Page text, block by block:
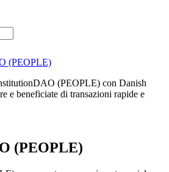
(PEOPLE)
(PEOPLE) con Danish
e beneficiate di transazioni rapide e
(PEOPLE)